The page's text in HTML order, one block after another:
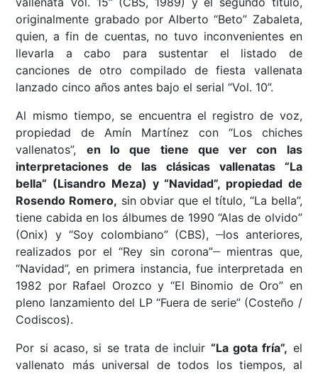
originalmente grabado por Alberto “Beto” Zabaleta,
quien, a fin de cuentas, no tuvo inconvenientes en
llevarla a cabo para sustentar el listado de
canciones de otro compilado de fiesta vallenata
lanzado cinco años antes bajo el serial “Vol. 10”.
Al mismo tiempo, se encuentra el registro de voz,
propiedad de Amín Martínez con “Los chiches
vallenatos”, en lo que tiene que ver con las
interpretaciones de las clásicas vallenatas “La
bella” (Lisandro Meza) y “Navidad”, propiedad de
Rosendo Romero, sin obviar que el título, “La bella”,
tiene cabida en los álbumes de 1990 “Alas de olvido”
(Onix) y “Soy colombiano” (CBS),
los anteriores,
realizados por el “Rey sin corona”__ mientras que,
“Navidad”, en primera instancia, fue interpretada en
1982 por Rafael Orozco y “El Binomio de Oro” en
pleno lanzamiento del LP “Fuera de serie” (Costeño /
Codiscos).
Por si acaso, si se trata de incluir “La gota fría”, el
vallenato más universal de todos los tiempos, al